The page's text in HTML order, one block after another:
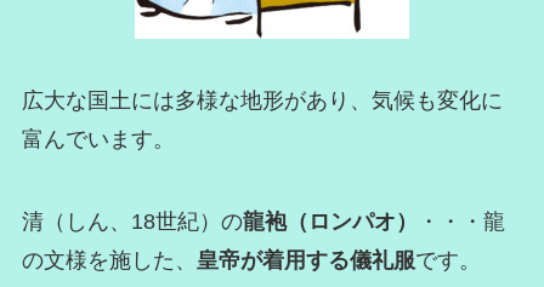
広大な国土には多様な地形があり、気候も変化に
富んでいます。
清（しん、18世紀）の龍袍（ロンパオ）
・・・龍
の文様を施した、 皇帝が着用する儀礼服です。